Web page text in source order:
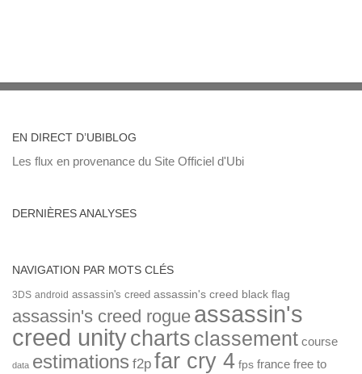
EN DIRECT D’UBIBLOG
Les flux en provenance du Site Officiel d'Ubi
DERNIÈRES ANALYSES
NAVIGATION PAR MOTS CLÉS
3DS android assassin's creed assassin's creed black flag
assassin's creed rogue assassin's
creed unitycharts classement course
data estimations f2p far cry 4 fps france free to